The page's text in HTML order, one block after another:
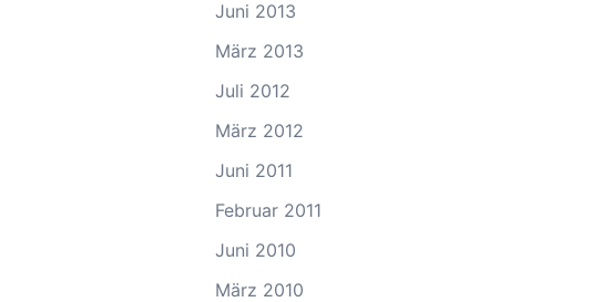
Juni 2013
März 2013
Juli 2012
März 2012
Juni 2011
Februar 2011
Juni 2010
März 2010